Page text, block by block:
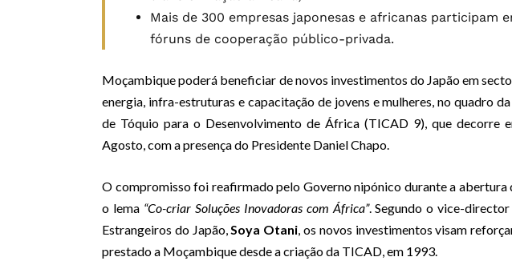
Mais de 300 empresas japonesas e africanas participam
fóruns de cooperação público-privada.
Moçambique poderá beneficiar de novos investimentos do Japão em
energia, infra-estruturas e capacitação de jovens e mulheres, no quadro
de Tóquio para o Desenvolvimento de África (TICAD 9), que decorre
Agosto, com a presença do Presidente Daniel Chapo.
O compromisso foi reafirmado pelo Governo nipónico durante a abertura
o lema “Co-criar Soluções Inovadoras com África”. Segundo o vice-
Estrangeiros do Japão,Soya Otani, os novos investimentos visam
prestado a Moçambique desde a criação da TICAD, em 1993.